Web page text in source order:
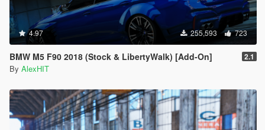
4.97 255,593 723
BMW M5 F90 2018 (Stock & LibertyWalk) [Add-On] 2.1
By AlexHIT